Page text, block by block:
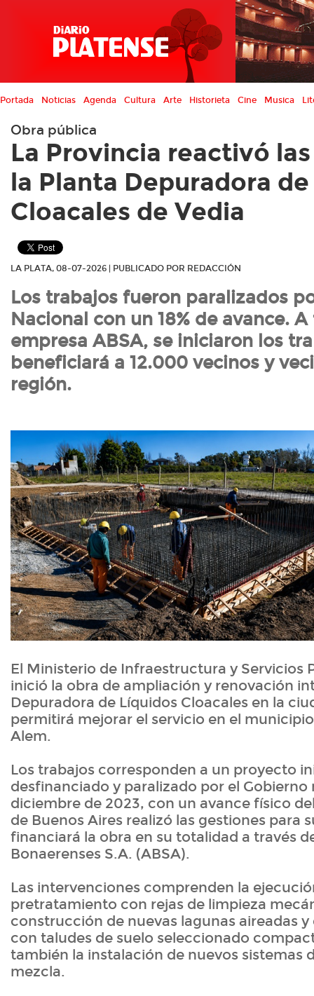
Portada Noticias Agenda Cultura Arte Historieta Cine Musica
Obra pública
La Provincia reactivó
la Planta Depuradora
Cloacales de Vedia
LA PLATA, 08-07-2026 | PUBLICADO POR REDACCIÓN
Los trabajos fueron paralizados
Nacional con un 18% de avance.
empresa ABSA, se iniciaron los
beneficiará a 12.000 vecinos y
región.
El Ministerio de Infraestructura y Servicios
inició la obra de ampliación y renovación
Depuradora de Líquidos Cloacales en la
permitirá mejorar el servicio en el
Alem.
Los trabajos corresponden a un proyecto
desfinanciado y paralizado por el Gobierno
diciembre de 2023, con un avance físico
de Buenos Aires realizó las gestiones para
financiará la obra en su totalidad a través
Bonaerenses S.A. (ABSA).
Las intervenciones comprenden la
pretratamiento con rejas de limpieza
construcción de nuevas lagunas aireadas
con taludes de suelo seleccionado
también la instalación de nuevos sistemas
mezcla.